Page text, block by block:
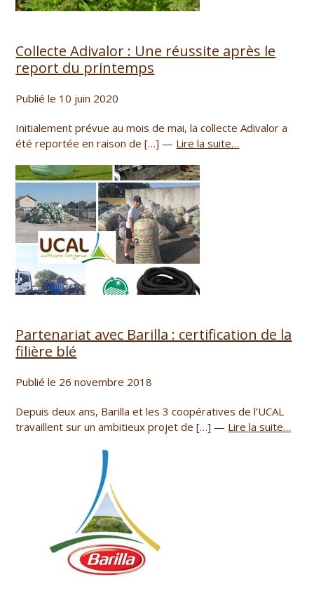
Collecte Adivalor : Une réussite après le
report du printemps
Publié le 10 juin 2020
Initialement prévue au mois de mai, la collecte Adivalor a
été reportée en raison de […] — Lire la suite…
Partenariat avec Barilla : certification de la
filière blé
Publié le 26 novembre 2018
Depuis deux ans, Barilla et les 3 coopératives de l’UCAL
travaillent sur un ambitieux projet de […] — Lire la suite…